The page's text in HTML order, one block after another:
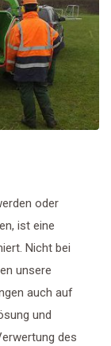
oder
ist eine
Nicht bei
unsere
auch auf
und
des